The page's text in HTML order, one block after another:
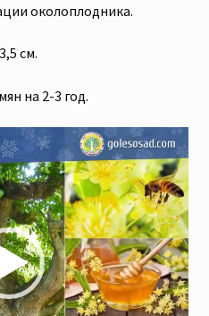
околоплодника.
см.
на 2-3 год.